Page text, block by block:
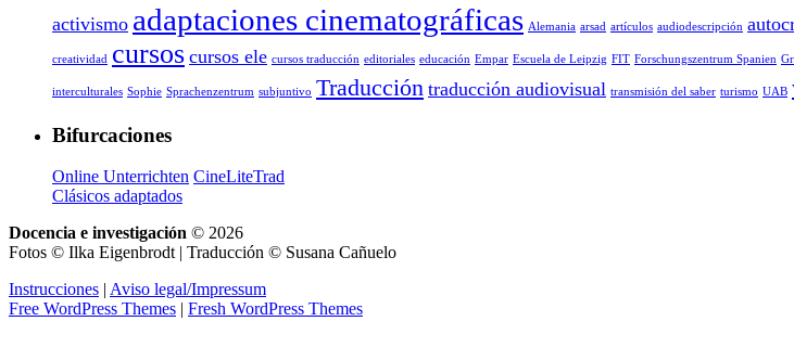
activismo adaptaciones cinematográficas Alemania arsad artículos audiodescripción
creatividad cursos cursos ele cursos traducción editoriales educación Empar Escuela de Leipzig FIT Forschungszentrum Spanien
interculturales Sophie Sprachenzentrum subjuntivo Traducción traducción audiovisual transmisión del saber turismo UAB
Bifurcaciones
Online Unterrichten CineLiteTrad
Clásicos adaptados
Docencia e investigación © 2026
Fotos © Ilka Eigenbrodt | Traducción © Susana Cañuelo
Instrucciones | Aviso legal/Impressum
Free WordPress Themes | Fresh WordPress Themes